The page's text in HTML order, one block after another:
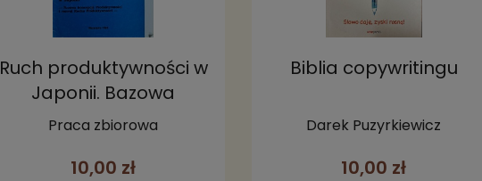
Ruch produktywności w
Japonii. Bazowa
koncepcja
ruchu produktywności
Praca zbiorowa
10,00 zł
Biblia copywritingu
Darek Puzyrkiewicz
10,00 zł